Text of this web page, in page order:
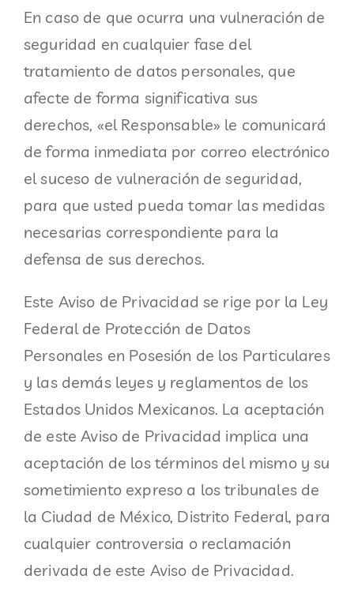
En caso de que ocurra una vulneración de
seguridad en cualquier fase del
tratamiento de datos personales, que
afecte de forma significativa sus
derechos, «el Responsable» le comunicará
de forma inmediata por correo electrónico
el suceso de vulneración de seguridad,
para que usted pueda tomar las medidas
necesarias correspondiente para la
defensa de sus derechos.
Este Aviso de Privacidad se rige por la Ley
Federal de Protección de Datos
Personales en Posesión de los Particulares
y las demás leyes y reglamentos de los
Estados Unidos Mexicanos. La aceptación
de este Aviso de Privacidad implica una
aceptación de los términos del mismo y su
sometimiento expreso a los tribunales de
la Ciudad de México, Distrito Federal, para
cualquier controversia o reclamación
derivada de este Aviso de Privacidad.